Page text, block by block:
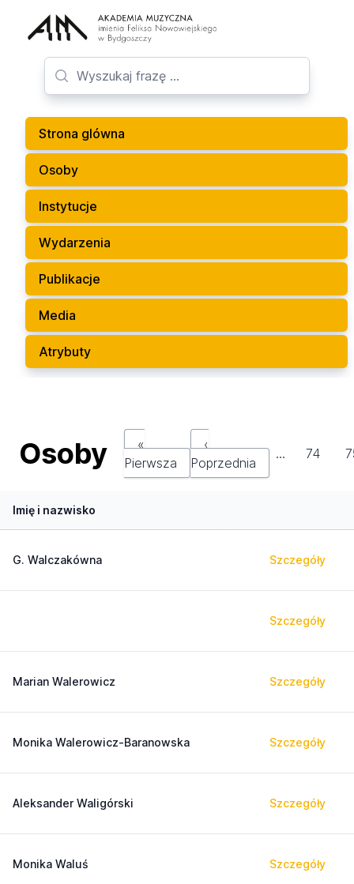
Strona glówna
Osoby
Instytucje
Wydarzenia
Publikacje
Media
Atrybuty
Osoby
«
Pierwsza
‹
Poprzednia
… 74
Imię i nazwisko
G. Walczakówna Szczegóły
Szczegóły
Marian Walerowicz Szczegóły
Monika Walerowicz-Baranowska Szczegóły
Aleksander Waligórski Szczegóły
Monika Waluś Szczegóły